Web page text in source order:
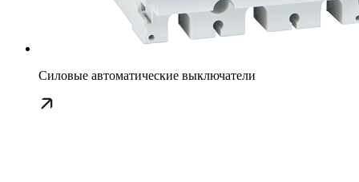
Силовые автоматические выключатели